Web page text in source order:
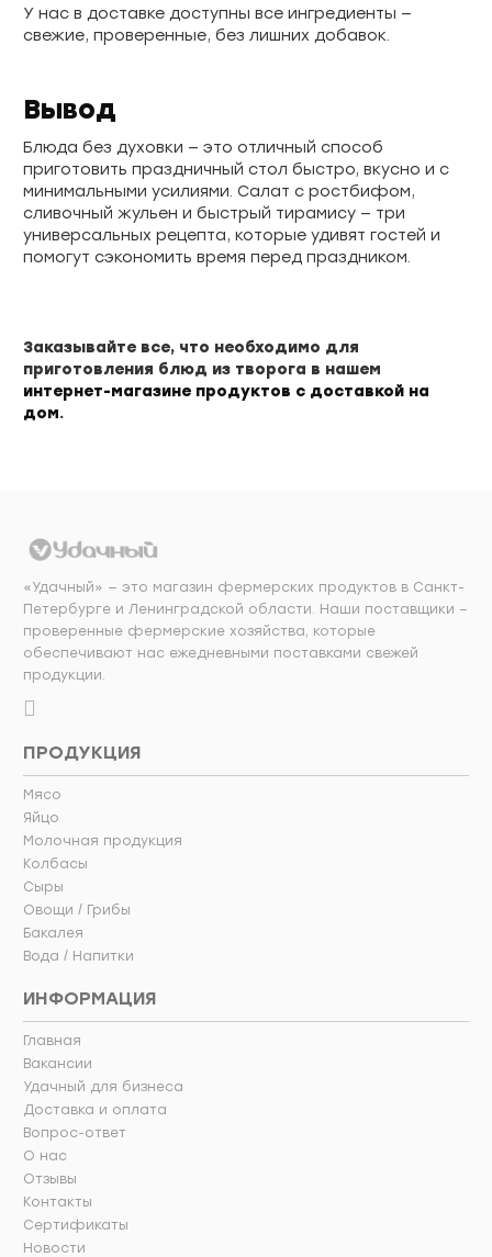
У нас в доставке доступны все ингредиенты —
свежие, проверенные, без лишних добавок.
Вывод
Блюда без духовки — это отличный способ
приготовить праздничный стол быстро, вкусно и с
минимальными усилиями. Салат с ростбифом,
сливочный жульен и быстрый тирамису — три
универсальных рецепта, которые удивят гостей и
помогут сэкономить время перед праздником.
Заказывайте все, что необходимо для
приготовления блюд из творога в нашем
интернет-магазине продуктов с доставкой на
дом.
«Удачный» — это магазин фермерских продуктов в Санкт-
Петербурге и Ленинградской области. Наши поставщики –
проверенные фермерские хозяйства, которые
обеспечивают нас ежедневными поставками свежей
продукции.
ПРОДУКЦИЯ
Мясо
Яйцо
Молочная продукция
Колбасы
Сыры
Овощи / Грибы
Бакалея
Вода / Напитки
ИНФОРМАЦИЯ
Главная
Вакансии
Удачный для бизнеса
Доставка и оплата
Вопрос-ответ
О нас
Отзывы
Контакты
Сертификаты
Новости